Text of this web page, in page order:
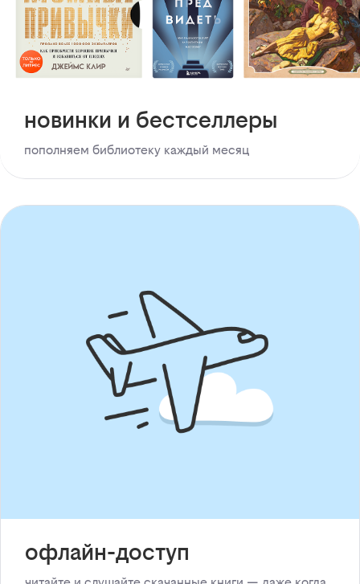
новинки и бестселлеры
пополняем библиотеку каждый месяц
офлайн-доступ